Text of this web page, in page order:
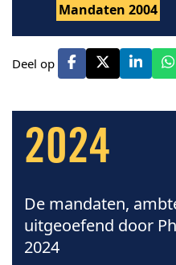
Mandaten 2004
Deel op
2024
De mandaten,
uitgeoefend door
2024